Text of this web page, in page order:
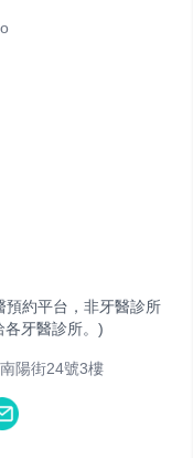
預約平台，非牙醫診所
各牙醫診所。)
陽街24號3樓